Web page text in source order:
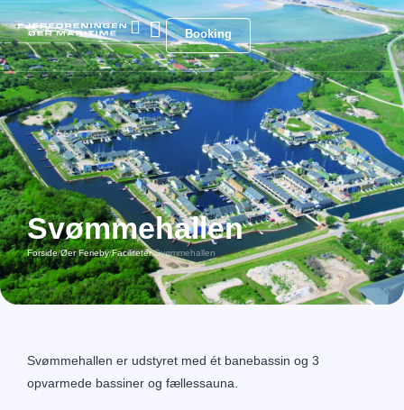
Booking
Svømmehallen
Forside/Øer Ferieby/Faciliteter/Svømmehallen
Svømmehallen er udstyret med ét banebassin og 3
opvarmede bassiner og fællessauna.